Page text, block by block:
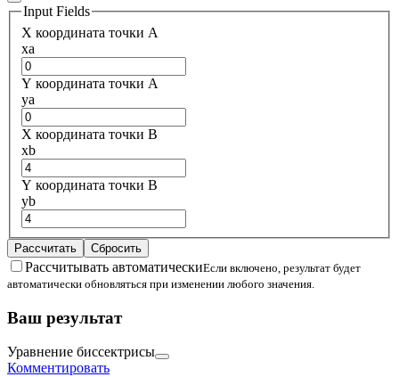
Input Fields
X координата точки A
xa
Y координата точки A
ya
X координата точки B
xb
Y координата точки B
yb
Рассчитать Сбросить
Рассчитывать автоматическиЕсли включено, результат будет
автоматически обновляться при изменении любого значения.
Ваш результат
Уравнение биссектрисы
Комментировать